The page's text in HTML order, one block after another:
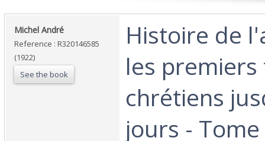
‎Michel André‎
Reference : R320146585
(1922)
See the book
‎Histoire de
les
chrétiens
jours -